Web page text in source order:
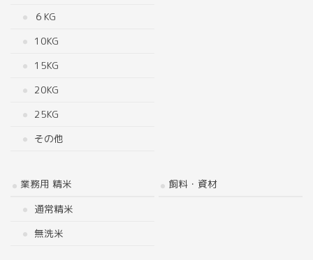
６KG
10KG
15KG
20KG
25KG
その他
業務用 精米
通常精米
無洗米
飼料・資材